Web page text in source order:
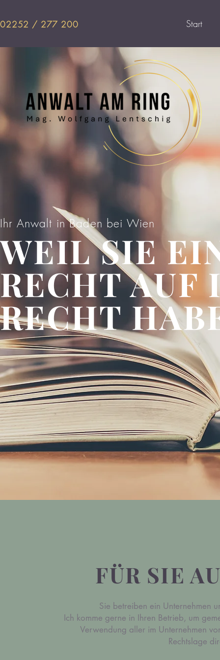
02252 / 277 200 Start
Ihr Anwalt in Baden bei Wien
WEIL SIE
RECHT AUF
RECHT
FÜR SIE
Sie betreiben ein Unternehmen
Ich komme gerne in Ihren Betrieb, um
Verwendung aller im Unternehmen
Rechtslage